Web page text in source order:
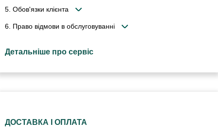
5. Обов'язки клієнта
6. Право відмови в обслуговуванні
Детальніше про сервіс
ДОСТАВКА І ОПЛАТА